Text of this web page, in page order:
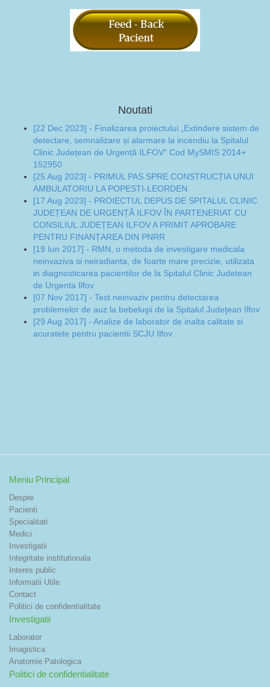
Noutati
[22 Dec 2023] - Finalizarea proiectului „Extindere sistem de
detectare, semnalizare și alarmare la incendiu la Spitalul
Clinic Județean de Urgență ILFOV“ Cod MySMIS 2014+
152950
[25 Aug 2023] - PRIMUL PAS SPRE CONSTRUCȚIA UNUI
AMBULATORIU LA POPESTI-LEORDEN
[17 Aug 2023] - PROIECTUL DEPUS DE SPITALUL CLINIC
JUDEȚEAN DE URGENȚĂ ILFOV ÎN PARTENERIAT CU
CONSILIUL JUDEȚEAN ILFOV A PRIMIT APROBARE
PENTRU FINANȚAREA DIN PNRR
[19 Iun 2017] - RMN, o metoda de investigare medicala
neinvaziva si neiradianta, de foarte mare precizie, utilizata
in diagnosticarea pacientilor de la Spitalul Clinic Judetean
de Urgenta Ilfov
[07 Nov 2017] - Test neinvaziv pentru detectarea
problemelor de auz la bebeluşii de la Spitalul Judeţean Ilfov
[29 Aug 2017] - Analize de laborator de inalta calitate si
acuratete pentru pacientii SCJU Ilfov
Meniu Principal
Despre
Pacienti
Specialitati
Medici
Investigatii
Integritate institutionala
Interes public
Informatii Utile
Contact
Politici de confidentialitate
Investigatii
Laborator
Imagistica
Anatomie Patologica
Politici de confidentialitate